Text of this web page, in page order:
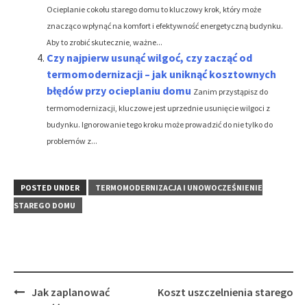
Ocieplanie cokołu starego domu to kluczowy krok, który może
znacząco wpłynąć na komfort i efektywność energetyczną budynku.
Aby to zrobić skutecznie, ważne...
Czy najpierw usunąć wilgoć, czy zacząć od
termomodernizacji – jak uniknąć kosztownych
błędów przy ocieplaniu domu Zanim przystąpisz do
termomodernizacji, kluczowe jest uprzednie usunięcie wilgoci z
budynku. Ignorowanie tego kroku może prowadzić do nie tylko do
problemów z...
POSTED UNDER
TERMOMODERNIZACJA I UNOWOCZEŚNIENIE
STAREGO DOMU
PostJak zaplanować
Koszt uszczelnienia starego